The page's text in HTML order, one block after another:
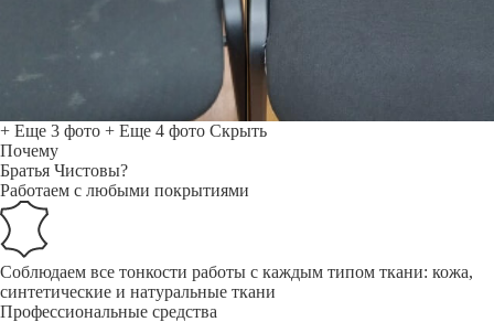
+ Еще 3 фото + Еще 4 фото Скрыть
Почему
Братья Чистовы?
Работаем с любыми покрытиями
Соблюдаем все тонкости работы с каждым типом ткани: кожа,
синтетические и натуральные ткани
Профессиональные средства